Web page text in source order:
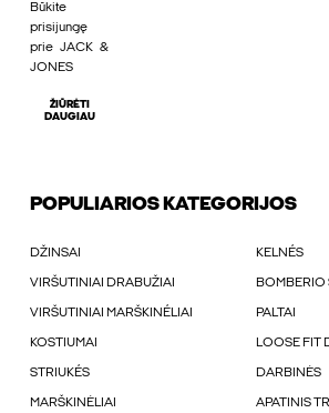
Būkite
prisijungę
prie JACK &
JONES
ŽIŪRĖTI
DAUGIAU
POPULIARIOS KATEGORIJOS
DŽINSAI KELNÉS
VIRŠUTINIAI DRABUŽIAI BOMBERIO
VIRŠUTINIAI MARŠKINÉLIAI PALTAI
KOSTIUMAI LOOSE FIT
STRIUKÉS DARBINĖS
MARŠKINĖLIAI APATINIS